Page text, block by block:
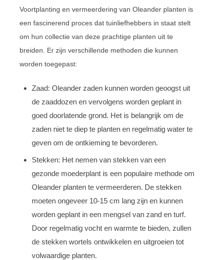
Voortplanting en vermeerdering van Oleander planten is
een fascinerend proces dat tuinliefhebbers in staat stelt
om hun collectie van deze prachtige planten uit te
breiden. Er zijn verschillende methoden die kunnen
worden toegepast:
Zaad: Oleander zaden kunnen worden geoogst uit
de zaaddozen en vervolgens worden geplant in
goed doorlatende grond. Het is belangrijk om de
zaden niet te diep te planten en regelmatig water te
geven om de ontkieming te bevorderen.
Stekken: Het nemen van stekken van een
gezonde moederplant is een populaire methode om
Oleander planten te vermeerderen. De stekken
moeten ongeveer 10-15 cm lang zijn en kunnen
worden geplant in een mengsel van zand en turf.
Door regelmatig vocht en warmte te bieden, zullen
de stekken wortels ontwikkelen en uitgroeien tot
volwaardige planten.